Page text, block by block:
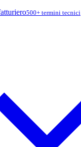
500+ termini tecnici